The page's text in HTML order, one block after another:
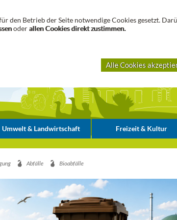
den Betrieb der Seite notwendige Cookies gesetzt.
oderallen Cookies direkt zustimmen.
Alle Cookies
Umwelt & Landwirtschaft Freizeit & Kultur
Abfälle Bioabfälle